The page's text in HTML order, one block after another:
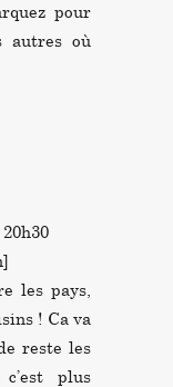
pour
autres où
les pays,
! Ca va
reste les
plus